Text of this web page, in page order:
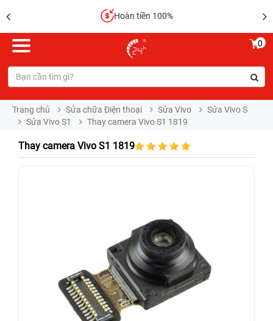
Hoàn tiền 100%
0
Trang chủ Sửa chữa Điện thoại Sửa Vivo
Sửa Vivo S
Sửa Vivo S1
Thay camera Vivo S1 1819
Thay camera Vivo S1 1819